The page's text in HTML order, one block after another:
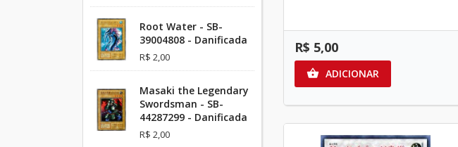
Root Water - SB-
39004808 - Danificada
R$ 2,00
Masaki the Legendary
Swordsman - SB-
44287299 - Danificada
R$ 2,00
R$ 5,00
 ADICIONAR